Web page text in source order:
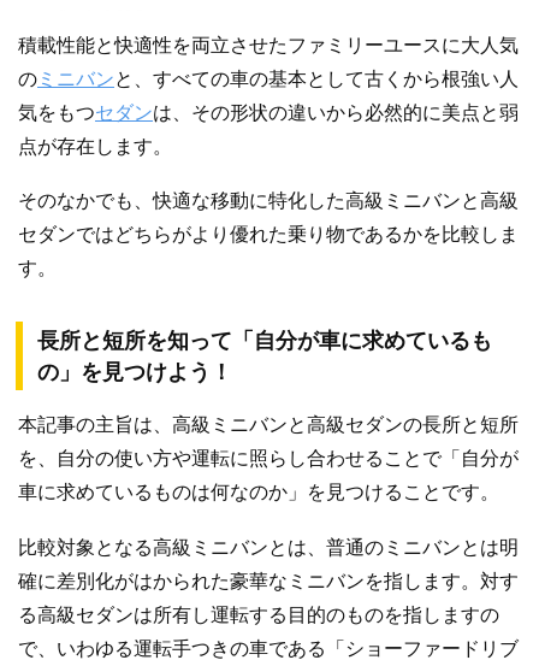
積載性能と快適性を両立させたファミリーユースに大人気
の ミニバンと、すべての車の基本として古くから根強い人
気をもつセダンは、その形状の違いから必然的に美点と弱
点が存在します。
そのなかでも、快適な移動に特化した高級ミニバンと高級
セダンではどちらがより優れた乗り物であるかを比較しま
す。
長所と短所を知って「自分が車に求めているも
の」を見つけよう！
本記事の主旨は、高級ミニバンと高級セダンの長所と短所
を、自分の使い方や運転に照らし合わせることで「自分が
車に求めているものは何なのか」を見つけることです。
比較対象となる高級ミニバンとは、普通のミニバンとは明
確に差別化がはかられた豪華なミニバンを指します。対す
る高級セダンは所有し運転する目的のものを指しますの
で、いわゆる運転手つきの車である「ショーファードリブ